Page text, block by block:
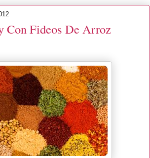
Con Fideos De Arroz